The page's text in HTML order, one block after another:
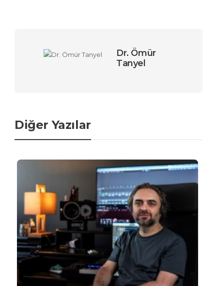
Dr. Ömür
Tanyel
Diğer Yazılar